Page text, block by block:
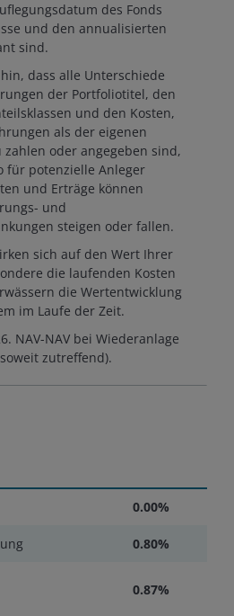
des Fonds
und den annualisierten
sind.
dass alle Unterschiede
der Portfoliotitel, den
und den Kosten,
als der eigenen
zahlen oder angegeben sind,
für potenzielle Anleger
und Erträge können
und
steigen oder fallen.
sich auf den Wert Ihrer
die laufenden Kosten
die Wertentwicklung
im Laufe der Zeit.
NAV-NAV bei Wiederanlage
zutreffend).
0.00%
0.80%
0.87%